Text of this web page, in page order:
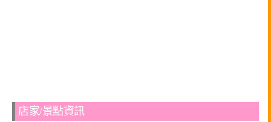
店家/景點資訊